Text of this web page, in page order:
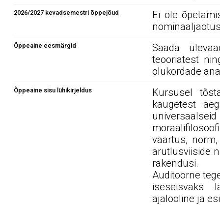
2026/2027 kevadsemestri õppejõud
Ei ole
Õppeaine eesmärgid
Saada
teooriatest
olukordade
Õppeaine sisu lühikirjeldus
Kursusel
kaugetest
väärtus,
arutlusviiside
rakendusi.
Auditoorne
iseseisvaks
ajalooline ja